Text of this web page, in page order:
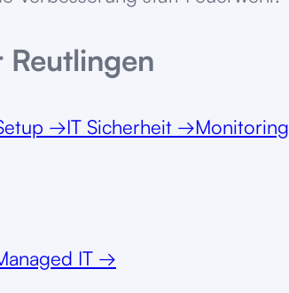
Reutlingen
→IT Sicherheit →Monitoring
IT →